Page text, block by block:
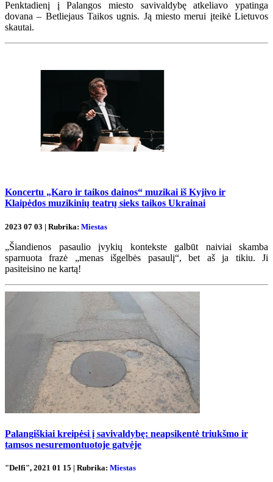
Penktadienį į Palangos miesto savivaldybę atkeliavo ypatinga
dovana – Betliejaus Taikos ugnis. Ją miesto merui įteikė Lietuvos
skautai.
Koncertu „Karo ir taikos dainos“ muzikai iš Kyjivo ir
Klaipėdos muzikinių teatrų sieks taikos Ukrainai
2023 07 03 | Rubrika: Miestas
„Šiandienos pasaulio įvykių kontekste galbūt naiviai skamba
sparnuota frazė „menas išgelbės pasaulį“, bet aš ja tikiu. Ji
pasiteisino ne kartą!
Palangiškiai kreipėsi į savivaldybę: neapsikentė triukšmo ir
tamsos nesuremontuotoje gatvėje
"Delfi", 2021 01 15 | Rubrika: Miestas